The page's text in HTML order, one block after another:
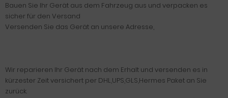
Bauen Sie Ihr Gerät aus dem Fahrzeug aus und verpacken es
sicher für den Versand
Versenden Sie das Gerät an unsere Adresse,
Wir reparieren Ihr Gerät nach dem Erhalt und versenden es in
kürzester Zeit versichert per DHL,UPS,GLS,Hermes Paket an Sie
zurück.